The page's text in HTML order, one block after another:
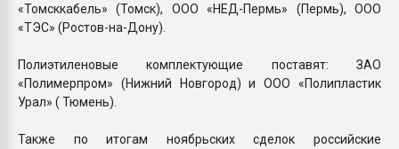
«Томсккабель» (Томск), ООО «НЕД-Пермь» (Пермь), ООО
«ТЭС» (Ростов-на-Дону).
Полиэтиленовые комплектующие поставят: ЗАО
«Полимерпром» (Нижний Новгород) и ООО «Полипластик
Урал» ( Тюмень).
Также по итогам ноябрьских сделок российские